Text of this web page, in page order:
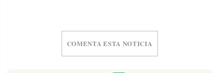
COMENTA ESTA NOTICIA